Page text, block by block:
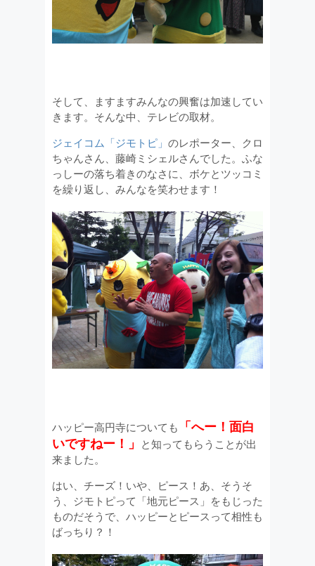
そして、ますますみんなの興奮は加速してい
きます。そんな中、テレビの取材。
ジェイコム「ジモトピ」 のレポーター、クロ
ちゃんさん、藤崎ミシェルさんでした。ふな
っしーの落ち着きのなさに、ボケとツッコミ
を繰り返し、みんなを笑わせます！
ハッピー高円寺についても 「へー！面白
いですねー！」 と知ってもらうことが出
来ました。
はい、チーズ！いや、ピース！あ、そうそ
う、ジモトピって「地元ピース」をもじった
ものだそうで、ハッピーとピースって相性も
ばっちり？！